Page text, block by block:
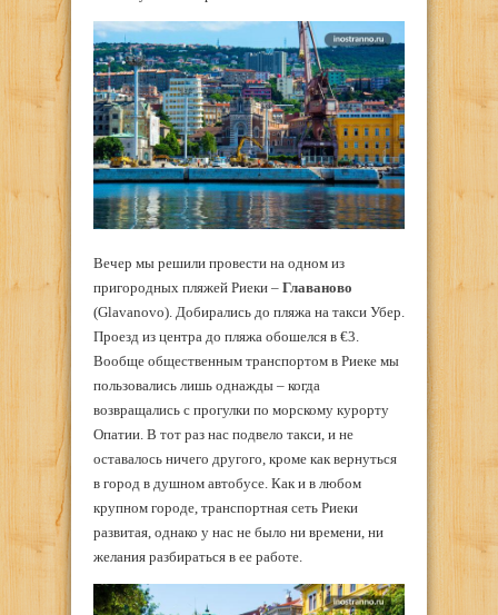
Вечер мы решили провести на одном из
пригородных пляжей Риеки – Главаново
(Glavanovo). Добирались до пляжа на такси Убер.
Проезд из центра до пляжа обошелся в €3.
Вообще общественным транспортом в Риеке мы
пользовались лишь однажды – когда
возвращались с прогулки по морскому курорту
Опатии. В тот раз нас подвело такси, и не
оставалось ничего другого, кроме как вернуться
в город в душном автобусе. Как и в любом
крупном городе, транспортная сеть Риеки
развитая, однако у нас не было ни времени, ни
желания разбираться в ее работе.